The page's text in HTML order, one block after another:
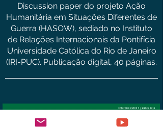
Discussion paper do projeto Ação
Humanitária em Situações Diferentes de
Guerra (HASOW), sediado no Instituto
de Relações Internacionais da Pontifícia
Universidade Católica do Rio de Janeiro
(IRI-PUC). Publicação digital, 40 páginas.